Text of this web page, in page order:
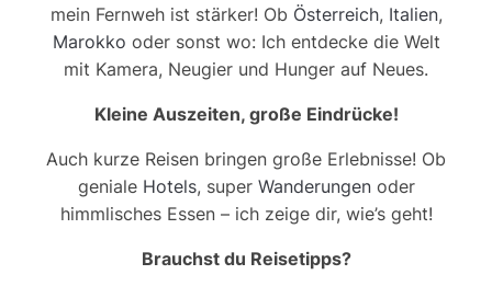
mein Fernweh ist stärker! Ob Österreich, Italien,
Marokko oder sonst wo: Ich entdecke die Welt
mit Kamera, Neugier und Hunger auf Neues.
Kleine Auszeiten, große Eindrücke!
Auch kurze Reisen bringen große Erlebnisse! Ob
geniale Hotels, super Wanderungenoder
himmlisches Essen – ich zeige dir, wie’s geht!
Brauchst du Reisetipps?